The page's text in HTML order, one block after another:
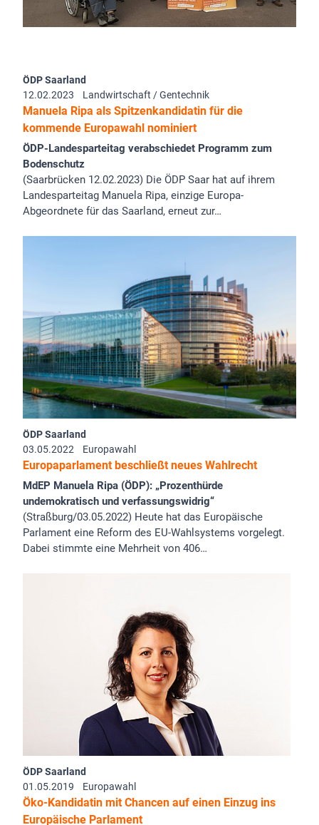
ÖDP Saarland
12.02.2023
Landwirtschaft / Gentechnik
Manuela Ripa als Spitzenkandidatin für die
kommende Europawahl nominiert
ÖDP-Landesparteitag verabschiedet Programm zum
Bodenschutz
(Saarbrücken 12.02.2023) Die ÖDP Saar hat auf ihrem
Landesparteitag Manuela Ripa, einzige Europa-
Abgeordnete für das Saarland, erneut zur…
ÖDP Saarland
03.05.2022
Europawahl
Europaparlament beschließt neues Wahlrecht
MdEP Manuela Ripa (ÖDP): „Prozenthürde
undemokratisch und verfassungswidrig“
(Straßburg/03.05.2022) Heute hat das Europäische
Parlament eine Reform des EU-Wahlsystems vorgelegt.
Dabei stimmte eine Mehrheit von 406…
ÖDP Saarland
01.05.2019
Europawahl
Öko-Kandidatin mit Chancen auf einen Einzug ins
Europäische Parlament